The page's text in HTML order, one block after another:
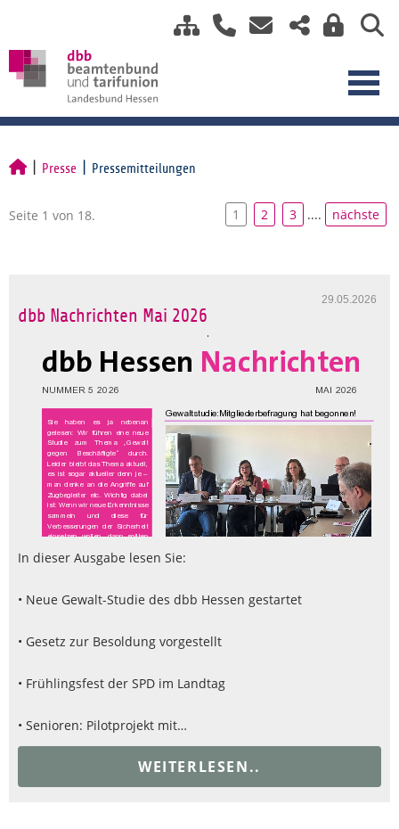
Presse Pressemitteilungen
Seite 1 von 18. 1 2 3 .... nächste
29.05.2026
dbb Nachrichten Mai 2026
In dieser Ausgabe lesen Sie:
• Neue Gewalt-Studie des dbb Hessen gestartet
• Gesetz zur Besoldung vorgestellt
• Frühlingsfest der SPD im Landtag
• Senioren: Pilotprojekt mit…
WEITERLESEN..